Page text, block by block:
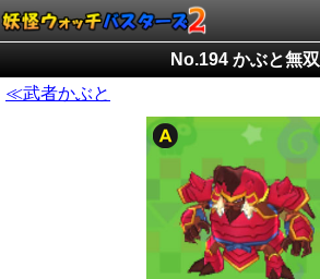
No.194 かぶと無双
≪武者かぶと